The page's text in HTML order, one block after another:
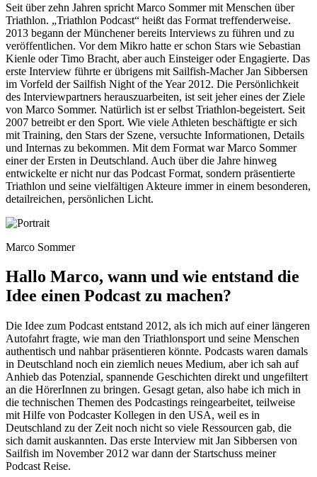
Seit über zehn Jahren spricht Marco Sommer mit Menschen über
Triathlon. „Triathlon Podcast“ heißt das Format treffenderweise.
2013 begann der Münchener bereits Interviews zu führen und zu
veröffentlichen. Vor dem Mikro hatte er schon Stars wie Sebastian
Kienle oder Timo Bracht, aber auch Einsteiger oder Engagierte. Das
erste Interview führte er übrigens mit Sailfish-Macher Jan Sibbersen
im Vorfeld der Sailfish Night of the Year 2012. Die Persönlichkeit
des Interviewpartners herauszuarbeiten, ist seit jeher eines der Ziele
von Marco Sommer. Natürlich ist er selbst Triathlon-begeistert. Seit
2007 betreibt er den Sport. Wie viele Athleten beschäftigte er sich
mit Training, den Stars der Szene, versuchte Informationen, Details
und Internas zu bekommen. Mit dem Format war Marco Sommer
einer der Ersten in Deutschland. Auch über die Jahre hinweg
entwickelte er nicht nur das Podcast Format, sondern präsentierte
Triathlon und seine vielfältigen Akteure immer in einem besonderen,
detailreichen, persönlichen Licht.
Marco Sommer
Hallo Marco, wann und wie entstand die
Idee einen Podcast zu machen?
Die Idee zum Podcast entstand 2012, als ich mich auf einer längeren
Autofahrt fragte, wie man den Triathlonsport und seine Menschen
authentisch und nahbar präsentieren könnte. Podcasts waren damals
in Deutschland noch ein ziemlich neues Medium, aber ich sah auf
Anhieb das Potenzial, spannende Geschichten direkt und ungefiltert
an die HörerInnen zu bringen. Gesagt getan, also habe ich mich in
die technischen Themen des Podcastings reingearbeitet, teilweise
mit Hilfe von Podcaster Kollegen in den USA, weil es in
Deutschland zu der Zeit noch nicht so viele Ressourcen gab, die
sich damit auskannten. Das erste Interview mit Jan Sibbersen von
Sailfish im November 2012 war dann der Startschuss meiner
Podcast Reise.